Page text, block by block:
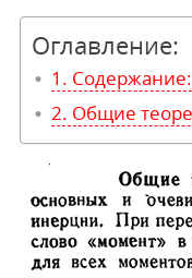
Оглавление:
Содержание:
Общие